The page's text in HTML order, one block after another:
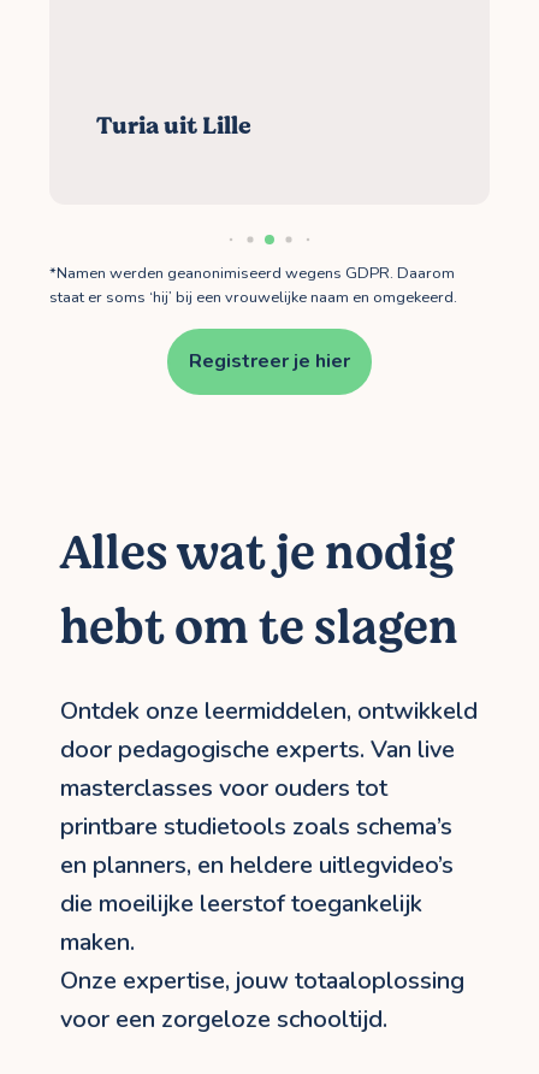
Turia uit Lille
*Namen werden geanonimiseerd wegens GDPR. Daarom
staat er soms ‘hij’ bij een vrouwelijke naam en omgekeerd.
Registreer je hier
Alles wat je nodig
hebt om te slagen
Ontdek onze leermiddelen, ontwikkeld
door pedagogische experts. Van live
masterclasses voor ouders tot
printbare studietools zoals schema’s
en planners, en heldere uitlegvideo’s
die moeilijke leerstof toegankelijk
maken.
Onze expertise, jouw totaaloplossing
voor een zorgeloze schooltijd.